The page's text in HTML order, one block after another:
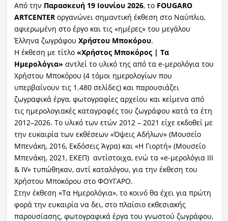
Από την Παρασκευή 19Ιουνίου 2026, το FOUGARO
ARTCENTERοργανώνει σημαντική έκθεση στο Ναύπλιο,
αφιερωμένη στο έργο και τις «ημέρες» του μεγάλου
Έλληνα ζωγράφου Χρήστου Μποκόρου.
Η έκθεση με τίτλο «Χρήστος Μποκόρος| Τα
Ημερολόγια» αντλεί το υλικό της από τα e-μερολόγια του
Χρήστου Μποκόρου (4 τόμοι ημερολογίων που
υπερβαίνουν τις 1.480 σελίδες) και παρουσιάζει
ζωγραφικά έργα, φωτογραφίες αρχείου και κείμενα από
τις ημερολογιακές καταγραφές του ζωγράφου κατά τα έτη
2012–2026. Το υλικό των ετών 2012 – 2021 είχε εκδοθεί με
την ευκαιρία των εκθέσεων «Όψεις Αδήλων» (Μουσείο
Μπενάκη, 2016, Εκδόσεις Άγρα) και «Η Γιορτή» (Μουσείο
Μπενάκη, 2021, ΕΚΕΠ) αντίστοιχα, ενώ τα «e-μερολόγια ΙΙΙ
& ΙV» τυπώθηκαν, αντί καταλόγου, για την έκθεση του
Χρήστου Μποκόρου στο ΦΟΥΓΑΡΟ.
Στην έκθεση «Τα Ημερολόγια», το κοινό θα έχει για πρώτη
φορά την ευκαιρία να δει, στο πλαίσιο εκθεσιακής
παρουσίασης, φωτογραφικά έργα του γνωστού ζωγράφου,